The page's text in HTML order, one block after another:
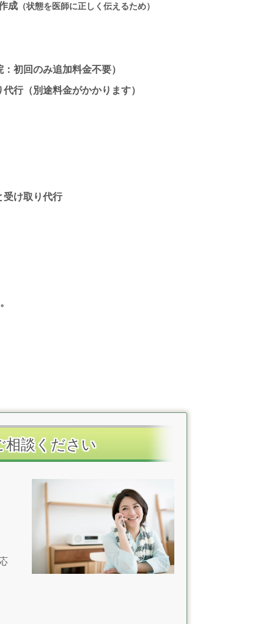
成 （状態を医師に正しく伝えるため）
初回のみ追加料金不要）
行（別途料金がかかります）
受け取り代行
相談ください